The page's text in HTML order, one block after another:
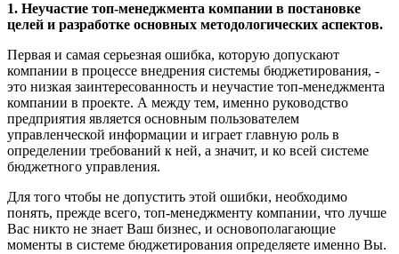
1. Неучастие топ-менеджмента компании в постановке
целей и разработке основных методологических аспектов.
Первая и самая серьезная ошибка, которую допускают
компании в процессе внедрения системы бюджетирования, -
это низкая заинтересованность и неучастие топ-менеджмента
компании в проекте. А между тем, именно руководство
предприятия является основным пользователем
управленческой информации и играет главную роль в
определении требований к ней, а значит, и ко всей системе
бюджетного управления.
Для того чтобы не допустить этой ошибки, необходимо
понять, прежде всего, топ-менеджменту компании, что лучше
Вас никто не знает Ваш бизнес, и основополагающие
моменты в системе бюджетирования определяете именно Вы.